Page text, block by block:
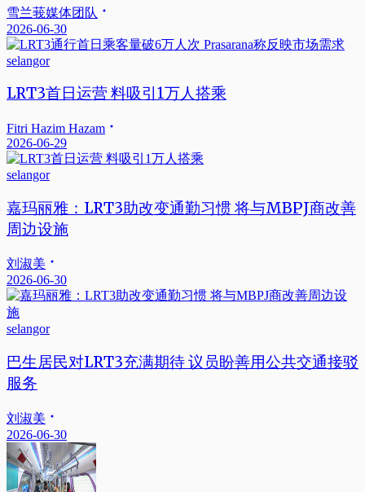
雪兰莪媒体团队
2026-06-30
selangor
LRT3首日运营 料吸引1万人搭乘
Fitri Hazim Hazam
2026-06-29
selangor
嘉玛丽雅：LRT3助改变通勤习惯 将与MBPJ商改善
周边设施
刘淑美
2026-06-30
selangor
巴生居民对LRT3充满期待 议员盼善用公共交通接驳
服务
刘淑美
2026-06-30